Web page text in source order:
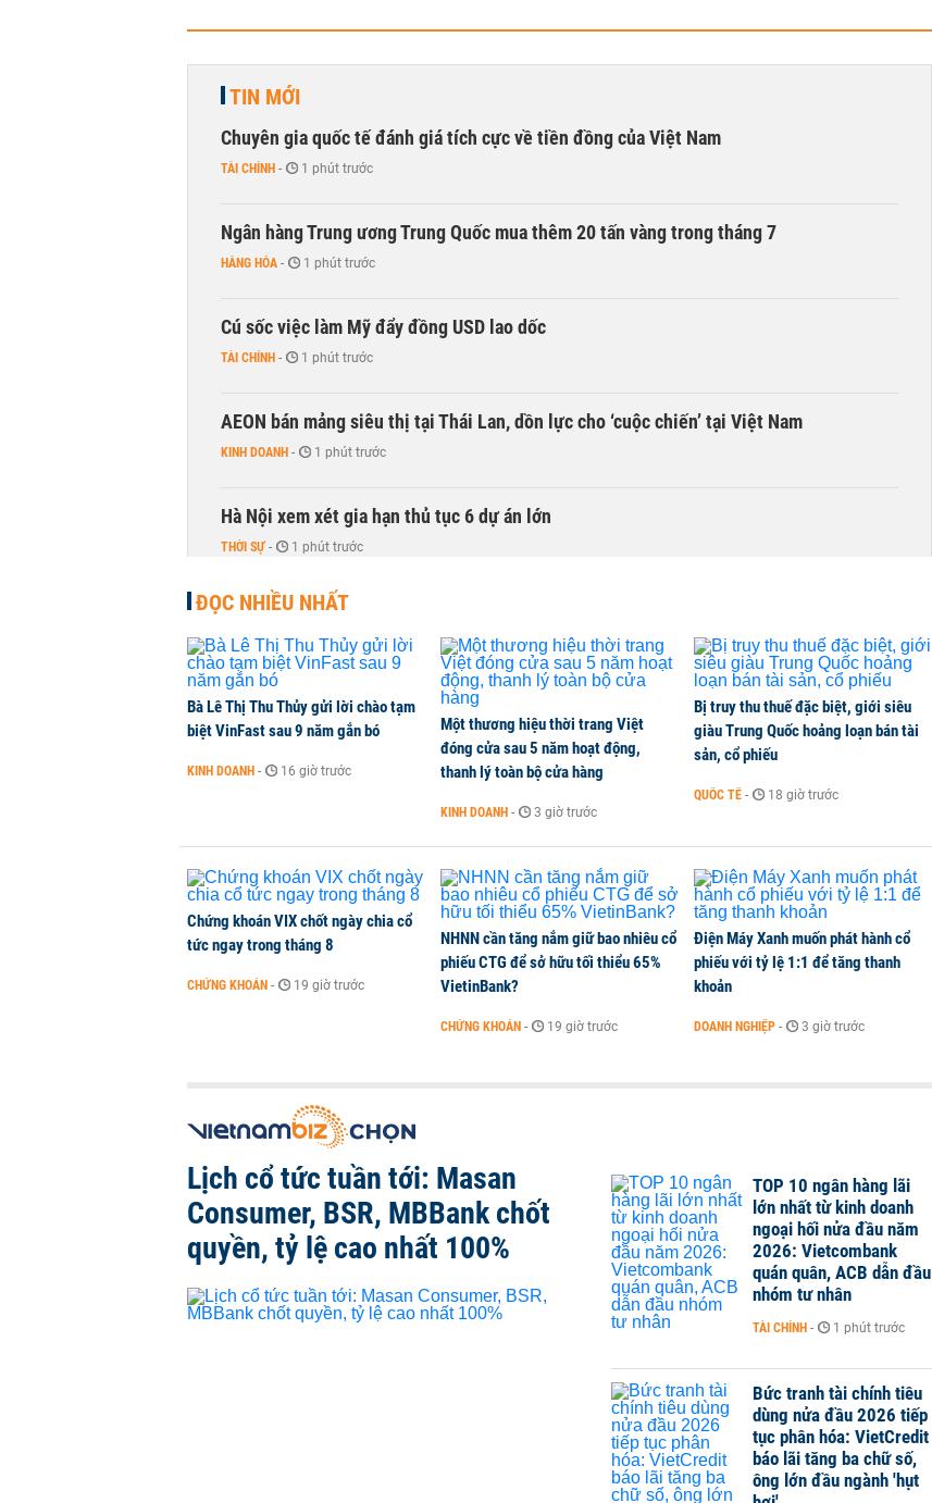
TIN MỚI
Chuyên gia quốc tế đánh giá tích cực về tiền đồng của Việt Nam
TÀI CHÍNH - 1 phút trước
Ngân hàng Trung ương Trung Quốc mua thêm 20 tấn vàng trong tháng 7
HÀNG HÓA - 1 phút trước
Cú sốc việc làm Mỹ đẩy đồng USD lao dốc
TÀI CHÍNH - 1 phút trước
AEON bán mảng siêu thị tại Thái Lan, dồn lực cho ‘cuộc chiến’ tại Việt Nam
KINH DOANH - 1 phút trước
Hà Nội xem xét gia hạn thủ tục 6 dự án lớn
THỜI SỰ - 1 phút trước
ĐỌC NHIỀU NHẤT
Bà Lê Thị Thu Thủy gửi lời chào tạm
biệt VinFast sau 9 năm gắn bó
KINH DOANH - 16 giờ trước
Một thương hiệu thời trang Việt
đóng cửa sau 5 năm hoạt động,
thanh lý toàn bộ cửa hàng
KINH DOANH - 3 giờ trước
Bị truy thu thuế đặc biệt, giới siêu
giàu Trung Quốc hoảng loạn bán tài
sản, cổ phiếu
QUỐC TẾ - 18 giờ trước
Chứng khoán VIX chốt ngày chia cổ
tức ngay trong tháng 8
CHỨNG KHOÁN - 19 giờ trước
NHNN cần tăng nắm giữ bao nhiêu cổ
phiếu CTG để sở hữu tối thiểu 65%
VietinBank?
CHỨNG KHOÁN - 19 giờ trước
Điện Máy Xanh muốn phát hành cổ
phiếu với tỷ lệ 1:1 để tăng thanh
khoản
DOANH NGHIỆP - 3 giờ trước
Lịch cổ tức tuần tới: Masan
Consumer, BSR, MBBank chốt
quyền, tỷ lệ cao nhất 100%
TOP 10 ngân hàng lãi
lớn nhất từ kinh doanh
ngoại hối nửa đầu năm
2026: Vietcombank
quán quân, ACB dẫn đầu
nhóm tư nhân
TÀI CHÍNH - 1 phút trước
Bức tranh tài chính tiêu
dùng nửa đầu 2026 tiếp
tục phân hóa: VietCredit
báo lãi tăng ba chữ số,
ông lớn đầu ngành 'hụt